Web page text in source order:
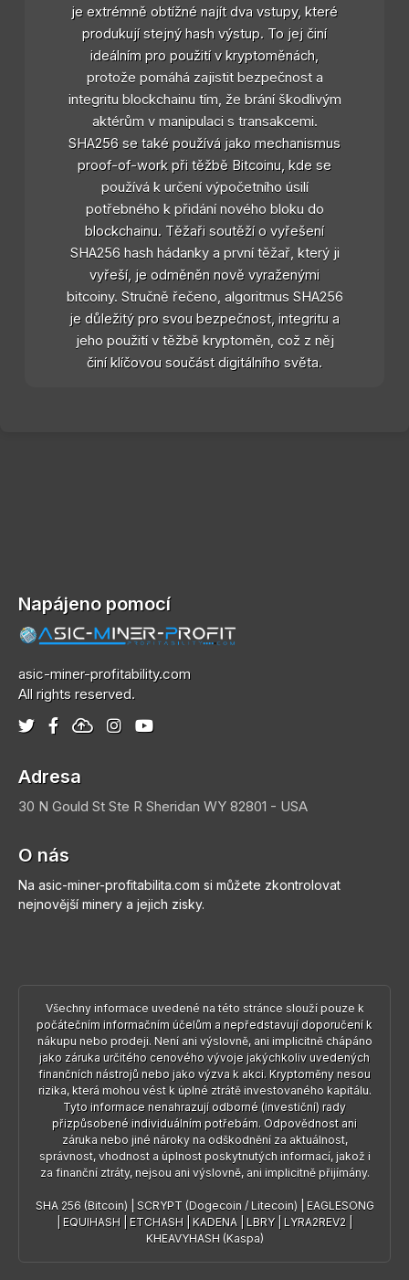
je extrémně obtížné najít dva vstupy, které
produkují stejný hash výstup. To jej činí
ideálním pro použití v kryptoměnách,
protože pomáhá zajistit bezpečnost a
integritu blockchainu tím, že brání škodlivým
aktérům v manipulaci s transakcemi.
SHA256 se také používá jako mechanismus
proof-of-work při těžbě Bitcoinu, kde se
používá k určení výpočetního úsilí
potřebného k přidání nového bloku do
blockchainu. Těžaři soutěží o vyřešení
SHA256 hash hádanky a první těžař, který ji
vyřeší, je odměněn nově vyraženými
bitcoiny. Stručně řečeno, algoritmus SHA256
je důležitý pro svou bezpečnost, integritu a
jeho použití v těžbě kryptoměn, což z něj
činí klíčovou součást digitálního světa.
Napájeno pomocí
asic-miner-profitability.com
All rights reserved.
Adresa
30 N Gould St Ste R Sheridan WY 82801 - USA
O nás
Na asic-miner-profitabilita.com si můžete zkontrolovat
nejnovější minery a jejich zisky.
Všechny informace uvedené na této stránce slouží pouze k
počátečním informačním účelům a nepředstavují doporučení k
nákupu nebo prodeji. Není ani výslovně, ani implicitně chápáno
jako záruka určitého cenového vývoje jakýchkoliv uvedených
finančních nástrojů nebo jako výzva k akci. Kryptoměny nesou
rizika, která mohou vést k úplné ztrátě investovaného kapitálu.
Tyto informace nenahrazují odborné (investiční) rady
přizpůsobené individuálním potřebám. Odpovědnost ani
záruka nebo jiné nároky na odškodnění za aktuálnost,
správnost, vhodnost a úplnost poskytnutých informací, jakož i
za finanční ztráty, nejsou ani výslovně, ani implicitně přijímány.
SHA 256 (Bitcoin) SCRYPT (Dogecoin / Litecoin)
EAGLESONG
EQUIHASH ETCHASH KADENA LBRY| LYRA2REV2
KHEAVYHASH (Kaspa)